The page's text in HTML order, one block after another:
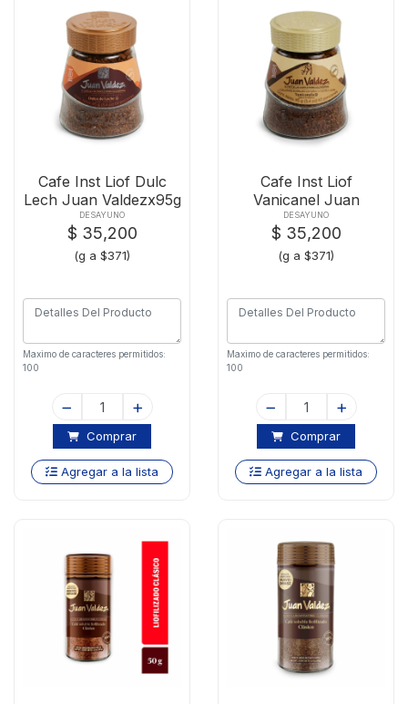
Cafe Inst Liof Dulc
Lech Juan Valdezx95g
DESAYUNO
$ 35,200
(g a $371)
Maximo de caracteres permitidos:
100
Comprar
Agregar a la lista
Cafe Inst Liof
Vanicanel Juan
Valdezx95g
DESAYUNO
$ 35,200
(g a $371)
Maximo de caracteres permitidos:
100
Comprar
Agregar a la lista